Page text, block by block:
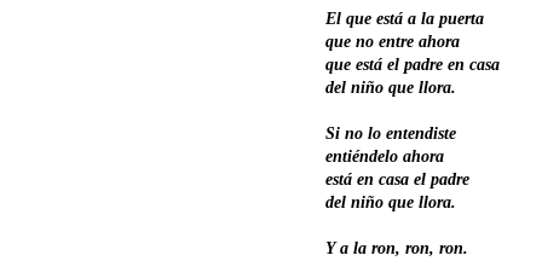
El que está a la puerta
que no entre ahora
que está el padre en casa
del niño que llora.
Si no lo entendiste
entiéndelo ahora
está en casa el padre
del niño que llora.
Y a la ron, ron, ron.